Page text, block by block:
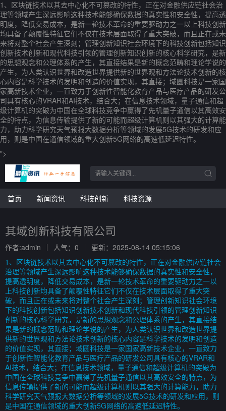
1、区块链技术以其去中心化不可篡改的特性，正在对金融供应链社会治
理等领域产生深远影响这种技术能够确保数据的真实性和安全性，提高透
明度，降低交易成本，是新一轮技术革命的重要驱动力之一以上科技创新
均具备了颠覆性特征它们不仅在技术层面取得了重大突破，而且正在或未
来将对整个社会产生深刻；管理创新知识社会环境下的科技创新包括知识
创新技术创新和现代科技引领的管理创新知识创新的核心科学研究，是新
的思想观念和公理体系的产生，其直接结果是新的概念范畴和理论学说的
产生，为人类认识世界和改造世界提供新的世界观和方法论技术创新的核
心内容是科学技术的发明和创造的价值实现，其直接；域圆科技是一家国
家高新技术企业，一直致力于创新性智能化教育产品与医疗产品的研发公
司具有核心的VRAR和AI技术，结合大；在信息技术领域，量子通信和超
级计算机的突破为中国在全球科技竞争中赢得了先机量子通信以其高效安
全的特点，为信息传输提供了新的可能而超级计算机则以其强大的计算能
力，助力科学研究天气预报大数据分析等领域的发展5G技术的研发和应
用，则是中国在通信领域的重大创新5G网络的高速低延迟特性。
">
首页 新闻资讯 科技创新 科技资源
其域创新科技有限公司
作者:admin 人气：0
更新：2025-08-14 05:15:06
1、区块链技术以其去中心化不可篡改的特性，正在对金融供应链社会
治理等领域产生深远影响这种技术能够确保数据的真实性和安全性，
提高透明度，降低交易成本，是新一轮技术革命的重要驱动力之一以
上科技创新均具备了颠覆性特征它们不仅在技术层面取得了重大突
破，而且正在或未来将对整个社会产生深刻；管理创新知识社会环境
下的科技创新包括知识创新技术创新和现代科技引领的管理创新知识
创新的核心科学研究，是新的思想观念和公理体系的产生，其直接结
果是新的概念范畴和理论学说的产生，为人类认识世界和改造世界提
供新的世界观和方法论技术创新的核心内容是科学技术的发明和创造
的价值实现，其直接；域圆科技是一家国家高新技术企业，一直致力
于创新性智能化教育产品与医疗产品的研发公司具有核心的VRAR和
AI技术，结合大；在信息技术领域，量子通信和超级计算机的突破为
中国在全球科技竞争中赢得了先机量子通信以其高效安全的特点，为
信息传输提供了新的可能而超级计算机则以其强大的计算能力，助力
科学研究天气预报大数据分析等领域的发展5G技术的研发和应用，则
是中国在通信领域的重大创新5G网络的高速低延迟特性。